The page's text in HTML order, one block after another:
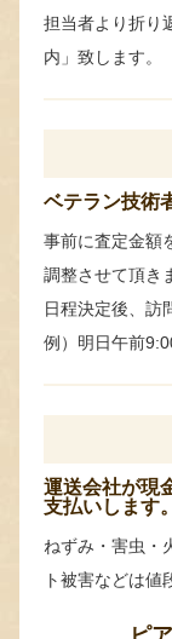
担当者より折り
内」致します。
ベテラン技術
事前に査定金額
調整させて頂き
日程決定後、訪
例）明日午前
運送会社が現
支払いします。
ねずみ・害虫・
ト被害などは値